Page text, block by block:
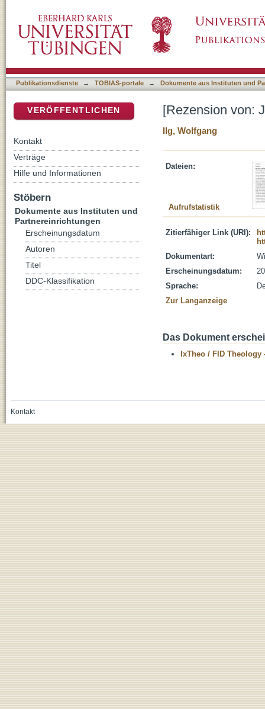
Publikationsdienste → TOBIAS-portale → Dokumente aus Instituten und
[Rezension von:
Ilg, Wolfgang
Dateien:
Aufrufstatistik
Zitierfähiger Link (URI):
Dokumentart:
Erscheinungsdatum:
Sprache:
Zur Langanzeige
Das Dokument
IxTheo / FID Theology
VERÖFFENTLICHEN
Kontakt
Verträge
Hilfe und Informationen
Stöbern
Dokumente aus Instituten und
Partnereinrichtungen
Erscheinungsdatum
Autoren
Titel
DDC-Klassifikation
Kontakt